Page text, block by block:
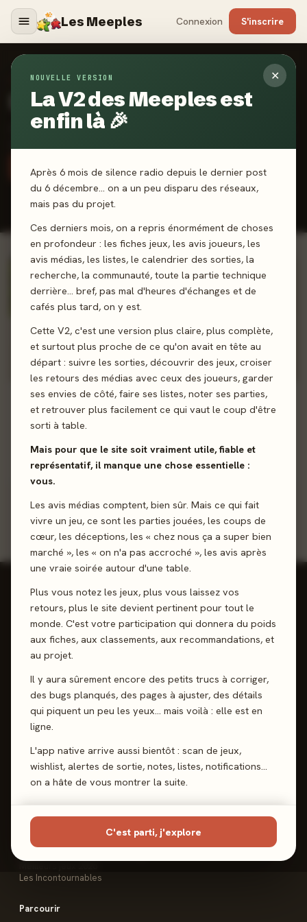
Les Meeples Connexion S'inscrire
✕
NOUVELLE VERSION
La V2 des Meeples est
enfin là 🎉
Après 6 mois de silence radio depuis le dernier post
du 6 décembre… on a un peu disparu des réseaux,
mais pas du projet.
Ces derniers mois, on a repris énormément de choses
en profondeur : les fiches jeux, les avis joueurs, les
avis médias, les listes, le calendrier des sorties, la
recherche, la communauté, toute la partie technique
derrière… bref, pas mal d'heures d'échanges et de
cafés plus tard, on y est.
Cette V2, c'est une version plus claire, plus complète,
et surtout plus proche de ce qu'on avait en tête au
départ : suivre les sorties, découvrir des jeux, croiser
les retours des médias avec ceux des joueurs, garder
ses envies de côté, faire ses listes, noter ses parties,
et retrouver plus facilement ce qui vaut le coup d'être
sorti à table.
Mais pour que le site soit vraiment utile, fiable et
représentatif, il manque une chose essentielle :
vous.
Les avis médias comptent, bien sûr. Mais ce qui fait
vivre un jeu, ce sont les parties jouées, les coups de
cœur, les déceptions, les « chez nous ça a super bien
marché », les « on n'a pas accroché », les avis après
une vraie soirée autour d'une table.
Plus vous notez les jeux, plus vous laissez vos
retours, plus le site devient pertinent pour tout le
monde. C'est votre participation qui donnera du poids
aux fiches, aux classements, aux recommandations, et
au projet.
Il y aura sûrement encore des petits trucs à corriger,
des bugs planqués, des pages à ajuster, des détails
qui piquent un peu les yeux… mais voilà : elle est en
ligne.
L'app native arrive aussi bientôt : scan de jeux,
wishlist, alertes de sortie, notes, listes, notifications…
on a hâte de vous montrer la suite.
C'est parti, j'explore
LA COMMUNAUTÉ CURATE
Listes de la communauté
Des classements assumés et des sélections de cœur, faits par
Connecte-toi pour créer
Top 2 joueurs
Reviews, Avis & Tendances
Jeux de Société
Les Meeples
Contact
FAQ
Meilleurs jeux de société
Meilleurs jeux à 2 joueurs
Meilleurs jeux coopératifs
Les Incontournables
Parcourir